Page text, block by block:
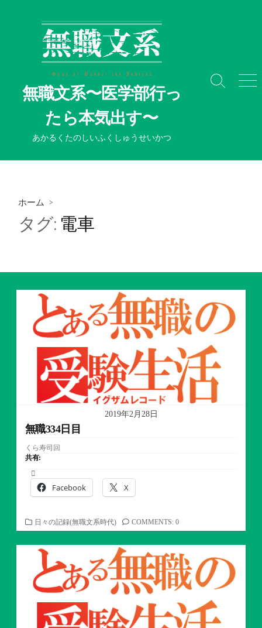
無職文系〜医学部行っ
たら本気出す〜
あかるくたのしいふくしゅうせいかつ
検
メ
ホーム >
タグ: 電車
2019年2月28日
無職334日目
くら寿司回
共有:
Facebook X
カ
テ
ゴ
日々の記録(無職文系時代) COMMENTS: 0